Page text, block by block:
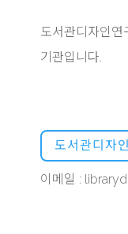
도서관디자인연
기관입니다.
도서관디자
이메일 :